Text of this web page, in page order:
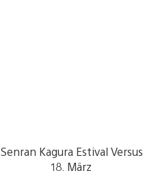
Senran Kagura Estival Versus
18. März